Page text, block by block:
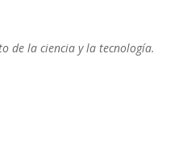
de la ciencia y la tecnología.